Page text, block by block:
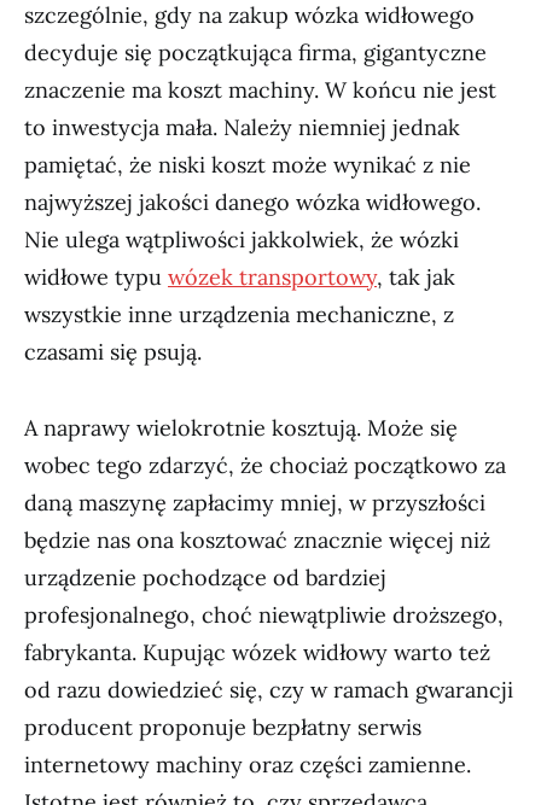
szczególnie, gdy na zakup wózka widłowego
decyduje się początkująca firma, gigantyczne
znaczenie ma koszt machiny. W końcu nie jest
to inwestycja mała. Należy niemniej jednak
pamiętać, że niski koszt może wynikać z nie
najwyższej jakości danego wózka widłowego.
Nie ulega wątpliwości jakkolwiek, że wózki
widłowe typu wózek transportowy, tak jak
wszystkie inne urządzenia mechaniczne, z
czasami się psują.
A naprawy wielokrotnie kosztują. Może się
wobec tego zdarzyć, że chociaż początkowo za
daną maszynę zapłacimy mniej, w przyszłości
będzie nas ona kosztować znacznie więcej niż
urządzenie pochodzące od bardziej
profesjonalnego, choć niewątpliwie droższego,
fabrykanta. Kupując wózek widłowy warto też
od razu dowiedzieć się, czy w ramach gwarancji
producent proponuje bezpłatny serwis
internetowy machiny oraz części zamienne.